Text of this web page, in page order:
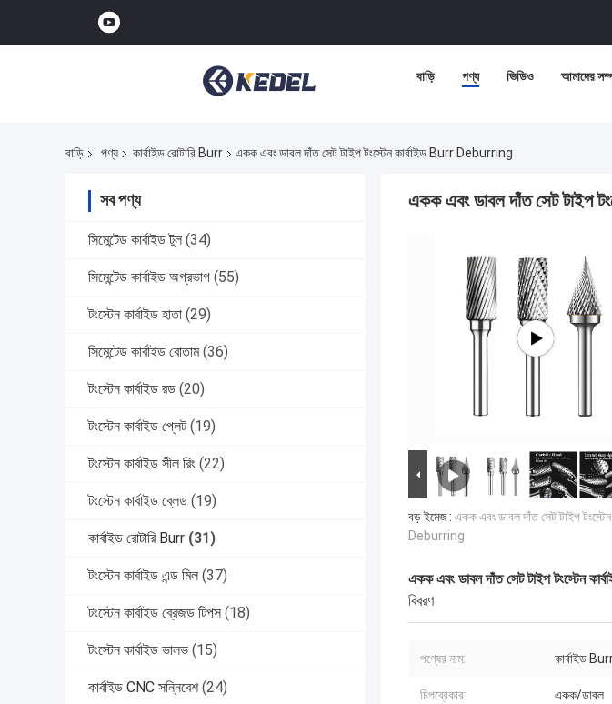
বাড়ি পণ্য ভিডিও আমাদের
বাড়ি পণ্য কার্বাইড রোটারি Burr একক এবং ডাবল দাঁত সেট টাইপ টংস্টেন কার্বাইড Burr Deburring
সব পণ্য
সিমেন্টেড কার্বাইড টুল (34)
সিমেন্টেড কার্বাইড অগ্রভাগ (55)
টংস্টেন কার্বাইড হাতা (29)
সিমেন্টেড কার্বাইড বোতাম (36)
টংস্টেন কার্বাইড রড (20)
টংস্টেন কার্বাইড প্লেট (19)
টংস্টেন কার্বাইড সীল রিং (22)
টংস্টেন কার্বাইড ব্লেড (19)
কার্বাইড রোটারি Burr (31)
টংস্টেন কার্বাইড এন্ড মিল (37)
টংস্টেন কার্বাইড ব্রেজড টিপস (18)
টংস্টেন কার্বাইড ভালভ (15)
কার্বাইড CNC সন্নিবেশ (24)
একক এবং ডাবল দাঁত সেট টাইপ
বড় ইমেজ : একক এবং ডাবল দাঁত সেট টাইপ
Deburring
একক এবং ডাবল দাঁত সেট টাইপ টংস্টেন
বিবরণ
পণ্যের নাম: কার্বাইড
চিপব্রেকার: একক/ডাবল